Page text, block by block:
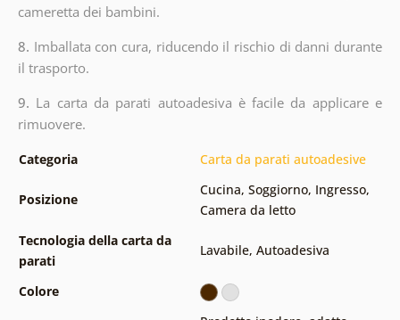
cameretta dei bambini.
8. Imballata con cura, riducendo il rischio di danni durante
il trasporto.
9. La carta da parati autoadesiva è facile da applicare e
rimuovere.
Categoria Carta da parati autoadesive
Posizione
Cucina, Soggiorno, Ingresso,
Camera da letto
Tecnologia della carta da
parati
Lavabile, Autoadesiva
Colore